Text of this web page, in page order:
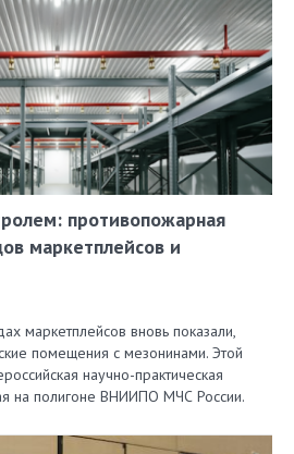
противопожарная
маркетплейсов и
маркетплейсов вновь показали,
помещения с мезонинами. Этой
научно-практическая
на полигоне ВНИИПО МЧС России.